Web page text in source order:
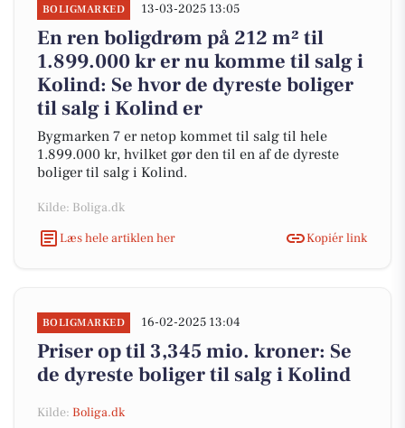
BOLIGMARKED 13-03-2025 13:05
En ren boligdrøm på 212 m² til
1.899.000 kr er nu komme til salg i
Kolind: Se hvor de dyreste boliger
til salg i Kolind er
Bygmarken 7 er netop kommet til salg til hele
1.899.000 kr, hvilket gør den til en af de dyreste
boliger til salg i Kolind.
Kilde: Boliga.dk
Læs hele artiklen her
Kopiér link
BOLIGMARKED 16-02-2025 13:04
Priser op til 3,345 mio. kroner: Se
de dyreste boliger til salg i Kolind
Kilde: Boliga.dk